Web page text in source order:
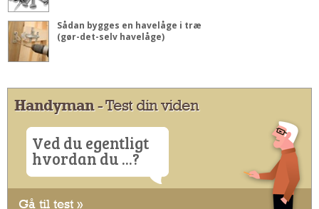
Sådan bygges en havelåge i træ
(gør-det-selv havelåge)
Handyman- Test din viden
Ved du egentligt
hvordan du ...?
Gå til test »